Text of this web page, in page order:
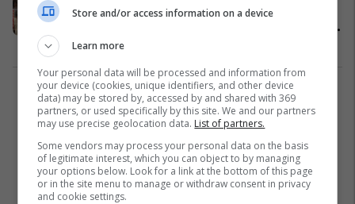
në Gjermani humbin jetën 11
persona, policia gjen trupat e pajetë
të sulmuesve në një shtëpi
Nga Bota
2
Store and/or access information on a device
Learn more
Your personal data will be processed and information from
your device (cookies, unique identifiers, and other device
data) may be stored by, accessed by and shared with 369
partners, or used specifically by this site. We and our partners
may use precise geolocation data. List of partners.
Some vendors may process your personal data on the basis
of legitimate interest, which you can object to by managing
your options below. Look for a link at the bottom of this page
or in the site menu to manage or withdraw consent in privacy
and cookie settings.